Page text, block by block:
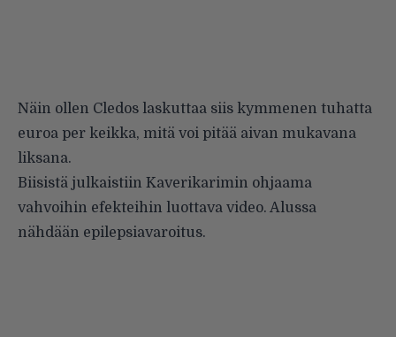
Näin ollen Cledos laskuttaa siis kymmenen tuhatta
euroa per keikka, mitä voi pitää aivan mukavana
liksana.
Biisistä julkaistiin Kaverikarimin ohjaama
vahvoihin efekteihin luottava video. Alussa
nähdään epilepsiavaroitus.